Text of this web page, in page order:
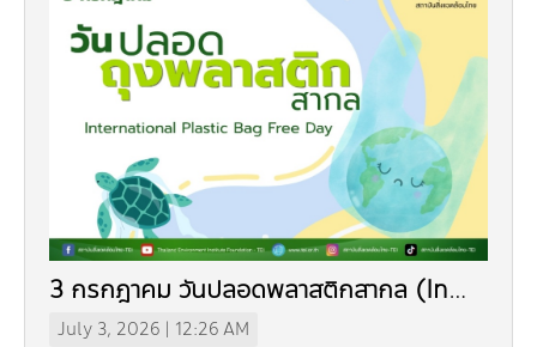
3 กรกฎาคม วันปลอดพลาสติกสากล (In
Thai)
July 3, 2026 | 12:26 AM